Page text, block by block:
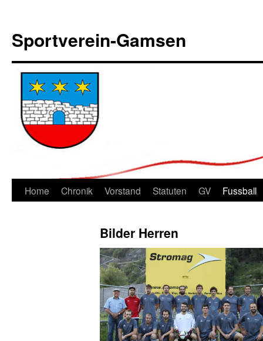
Sportverein-Gamsen
Springe
Home Chronik Vorstand Statuten GV Fussball
Bilder Herren